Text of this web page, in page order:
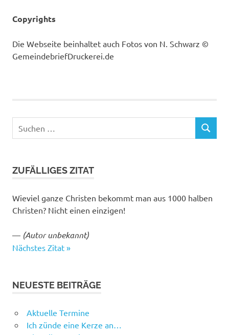
Copyrights
Die Webseite beinhaltet auch Fotos von N. Schwarz ©
GemeindebriefDruckerei.de
nach:
SUCHEN
ZUFÄLLIGES ZITAT
Wieviel ganze Christen bekommt man aus 1000 halben
Christen? Nicht einen einzigen!
— (Autor unbekannt)
Nächstes Zitat »
NEUESTE BEITRÄGE
Aktuelle Termine
Ich zünde eine Kerze an…